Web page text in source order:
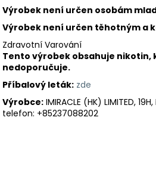
Výrobek není určen osobám
Výrobek není určen těhotným a
Zdravotní Varování
Tento výrobek obsahuje nikotin,
nedoporučuje.
Příbalový leták: zde
Výrobce: IMIRACLE (HK) LIMITED,
telefon: +85237088202